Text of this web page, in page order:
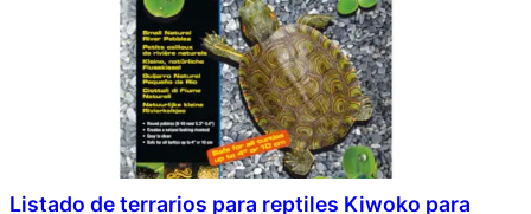
Listado de terrarios para reptiles Kiwoko para